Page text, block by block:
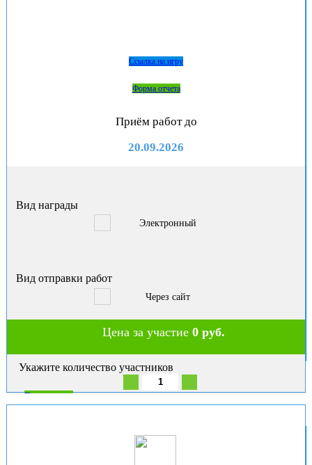
Ссылка на игру
Форма отчета
Приём работ до
20.09.2026
Вид награды
Электронный
Вид отправки работ
Через сайт
Цена за участие0 руб.
Укажите количество участников
В корзину